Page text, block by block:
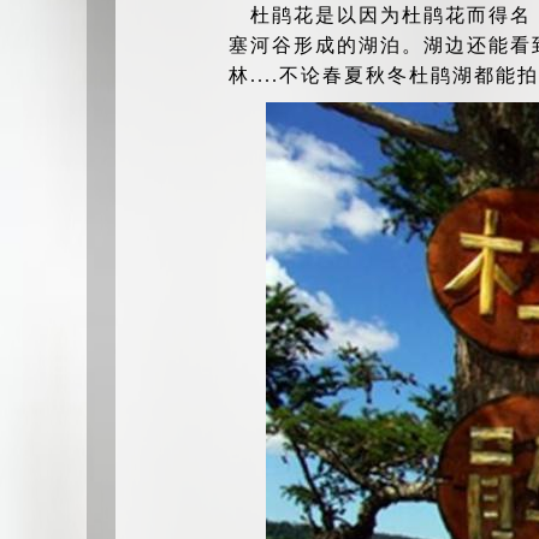
杜鹃花是以因为杜鹃花而得
塞河谷形成的湖泊。湖边还能
林....不论春夏秋冬杜鹃湖都能